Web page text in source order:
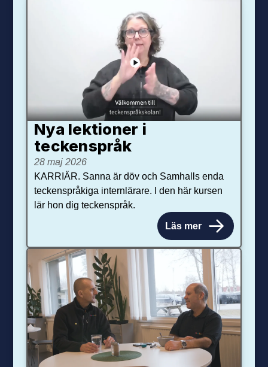
Nya lektioner i
teckenspråk
28 maj 2026
KARRIÄR. Sanna är döv och Samhalls enda
teckenspråkiga internlärare. I den här kursen
lär hon dig teckenspråk.
Läs mer